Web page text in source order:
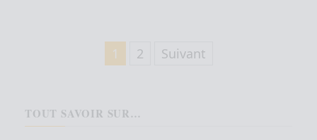
Pagination des publications
1 2 Suivant
TOUT SAVOIR SUR…